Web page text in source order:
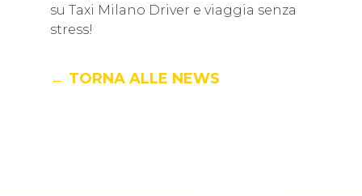
su Taxi Milano Driver e viaggia senza
stress!
← TORNA ALLE NEWS